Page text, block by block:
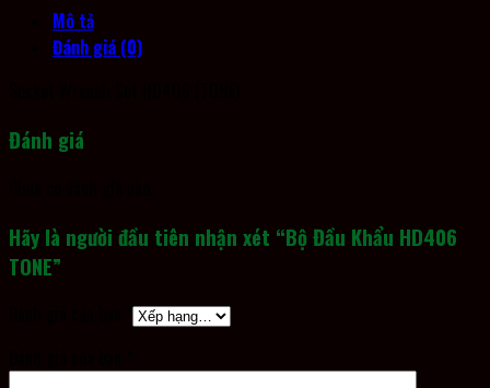
Mô tả
Đánh giá (0)
Đánh giá
Hãy là người đầu tiên nhận xét “Bộ Đầu Khẩu HD406
TONE”